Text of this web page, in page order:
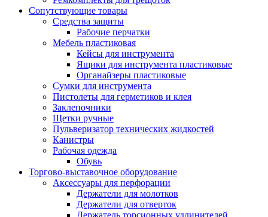
Сопутствующие товары
Средства защиты
Рабочие перчатки
Мебель пластиковая
Кейсы для инструмента
Ящики для инструмента пластиковые
Органайзеры пластиковые
Сумки для инструмента
Пистолеты для герметиков и клея
Заклепочники
Щетки ручные
Пульверизатор технических жидкостей
Канистры
Рабочая одежда
Обувь
Торгово-выставочное оборудование
Аксессуары для перфорации
Держатели для молотков
Держатели для отверток
Держатель торсионных удлинителей